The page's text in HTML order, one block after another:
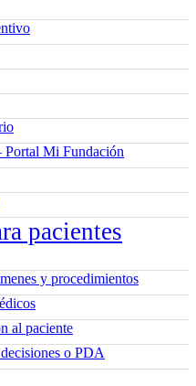
Portal Mi Fundación
pacientes
y procedimientos
al paciente
o PDA